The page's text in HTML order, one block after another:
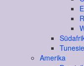
Amerika